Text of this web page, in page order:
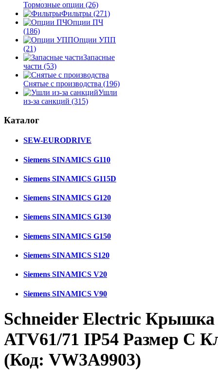
Тормозные опции (26)
Фильтры (271)
Опции ПЧ
(186)
Опции УПП
(21)
Запасные
части (53)
Снятые с производства (196)
Ушли
из-за санкций (315)
Каталог
SEW-EURODRIVE
Siemens SINAMICS G110
Siemens SINAMICS G115D
Siemens SINAMICS G120
Siemens SINAMICS G130
Siemens SINAMICS G150
Siemens SINAMICS S120
Siemens SINAMICS V20
Siemens SINAMICS V90
Schneider Electric
ATV61/71 IP54 Размер C
(Код: VW3A9903)